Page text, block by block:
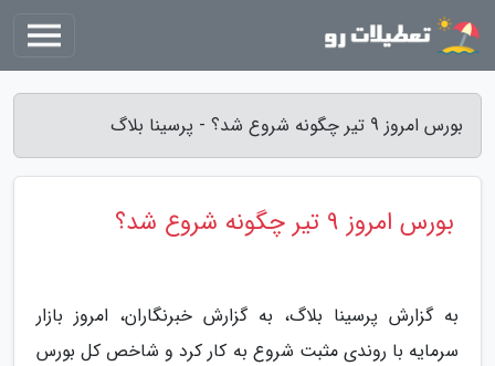
بورس امروز 9 تیر چگونه شروع شد؟ - پرسینا بلاگ
بورس امروز 9 تیر چگونه شروع شد؟
به گزارش پرسینا بلاگ، به گزارش خبرنگاران، امروز بازار
سرمایه با روندی مثبت شروع به کار کرد و شاخص کل بورس